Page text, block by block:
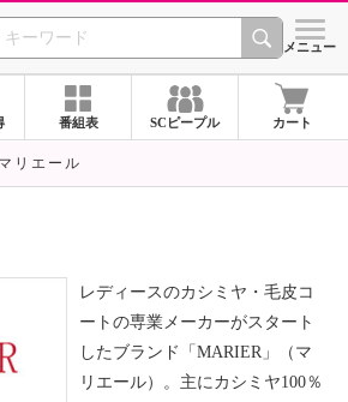
CHANNEL ショッ
メニュー
番組表 SCピープル カート
マリエール
レディースのカシミヤ・毛皮コ
ートの専業メーカーがスタート
したブランド「MARIER」（マ
リエール）。主にカシミヤ100％